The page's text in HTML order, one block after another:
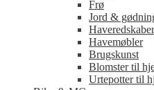
Frø
Jord &
Haveredskaber
Havemøbler
Brugskunst
Blomster til
Urtepotter til